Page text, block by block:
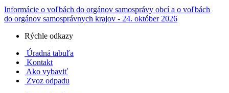
Informácie o voľbách do orgánov samosprávy obcí a o voľbách
do orgánov samosprávnych krajov - 24. október 2026
Rýchle odkazy
Úradná tabuľa
Kontakt
Ako vybaviť
Zvoz odpadu